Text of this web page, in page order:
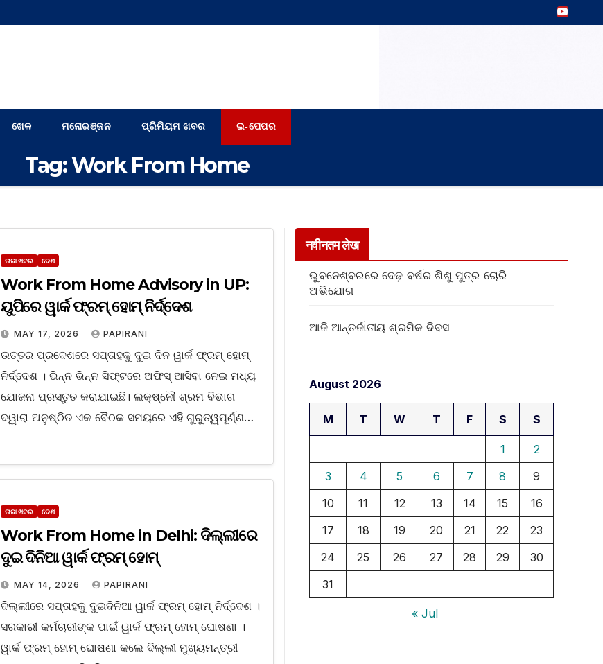
ଖେଳ ମନୋରଞ୍ଜନ ପ୍ରିମିୟମ ଖବର ଇ-ପେପର
Tag:Work From Home
ତାଜା ଖବର ଦେଶ
Work From Home Advisory in UP:
ୟୁପିରେ ୱାର୍କ ଫ୍ରମ୍‌ ହୋମ୍‌ ନିର୍ଦ୍ଦେଶ
MAY 17, 2026 PAPIRANI
ଉତ୍ତର ପ୍ରଦେଶରେ ସପ୍ତାହକୁ ଦୁଇ ଦିନ ୱାର୍କ ଫ୍ରମ୍‌ ହୋମ୍‌
ନିର୍ଦ୍ଦେଶ । ଭିନ୍ନ ଭିନ୍ନ ସିଫ୍ଟରେ ଅଫିସ୍‌ ଆସିବା ନେଇ ମଧ୍ୟ
ଯୋଜନା ପ୍ରସ୍ତୁତ କରାଯାଇଛି। ଲକ୍ଷ୍ନୌ ଶ୍ରମ ବିଭାଗ
ଦ୍ୱାରା ଅନୁଷ୍ଠିତ ଏକ ବୈଠକ ସମୟରେ ଏହି ଗୁରୁତ୍ୱପୂର୍ଣ୍ଣ…
ତାଜା ଖବର ଦେଶ
Work From Home in Delhi: ଦିଲ୍ଲୀରେ
ଦୁଇ ଦିନିଆ ୱାର୍କ ଫ୍ରମ୍‌ ହୋମ୍‌
MAY 14, 2026 PAPIRANI
ଦିଲ୍ଲୀରେ ସପ୍ତାହକୁ ଦୁଇଦିନିଆ ୱାର୍କ ଫ୍ରମ୍‌ ହୋମ୍‌ ନିର୍ଦ୍ଦେଶ ।
ସରକାରୀ କର୍ମଚାରୀଙ୍କ ପାଇଁ ୱାର୍କ ଫ୍ରମ୍‌ ହୋମ୍‌ ଘୋଷଣା ।
ୱାର୍କ ଫ୍ରମ୍‌ ହୋମ୍‌ ଘୋଷଣା କଲେ ଦିଲ୍ଲୀ ମୁଖ୍ୟମନ୍ତ୍ରୀ
नवीनतम लेख
ଭୁବନେଶ୍ବରରେ ଦେଢ଼ ବର୍ଷର ଶିଶୁ ପୁତ୍ର ଚୋରି
ଅଭିଯୋଗ
ଆଜି ଆନ୍ତର୍ଜାତୀୟ ଶ୍ରମିକ ଦିବସ
August 2026
M T W T F S S
1
2
3
4 5 6 7 8
9
10
11 12 13 14 15
16
17
18 19 20 21 22
23
24
25 26 27 28 29
30
31
« Jul